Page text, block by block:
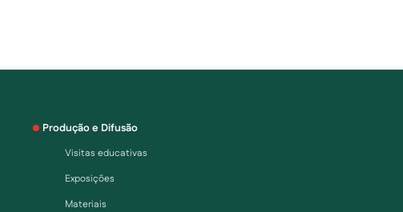
Produção e Difusão
Visitas educativas
Exposições
Materiais